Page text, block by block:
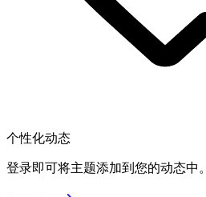
个性化动态
登录即可将主题添加到您的动态中。